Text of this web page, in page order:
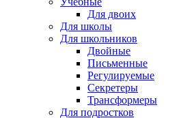
Для двоих
Для школы
Для школьников
Двойные
Письменные
Регулируемые
Секретеры
Трансформеры
Для подростков